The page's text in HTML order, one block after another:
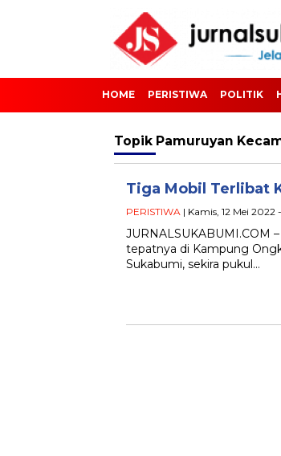
HOME PERISTIWA POLITIK
Topik Pamuruyan
Tiga Mobil Terlibat
PERISTIWA | Kamis, 12 Mei 2022
JURNALSUKABUMI.COM
tepatnya di Kampung
Sukabumi, sekira pukul…